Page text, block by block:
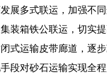
展多式联运，加强不
装箱铁公联运，切实
式运输皮带廊道，逐
段对砂石运输实现全